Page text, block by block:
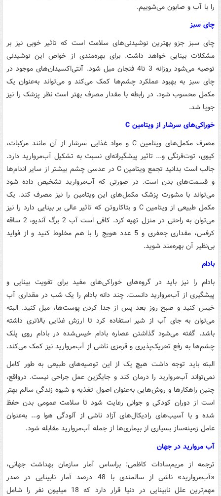
را با آب و صابون می‌شوییم.
چای سبز
چای سبز جزو بهترین نوشیدنی‌های سلامت است که تاثیر خوبی نیز بر
مشکلات بینایی خواهد داشت. برای بهره‌مندی از خواص این نوشیدنی
توصیه می‌شود روزانه 3 تا4 فنجان میل شود. آنتی‌اکسیدان‌های موجود در
چای سبز به بهبود عملکرد چشم‌ها کمک می‌کند و می‌تواند به‌عنوان یک
مکمل محسوب شود. در رابطه با مقدار مصرف بهتر است نظر پزشک را نیز
جویا شد.
خوراکی‌های سرشار از ویتامین C
مصرف مکمل‌های ویتامین C و مواد غذایی سرشار از آن مانند مرکبات،
کیوی، توت‌فرنگی و... تاثیر پیشگیرانه‌ای نسبت به تشکیل آب‌مروارید دارد.
جالب است بدانید تجمع ویتامین C در عدسی چشم بیشتر از سایر اندام‌ها
و قسمت‌های بدن است. در صورتی که آب‌مروارید تشخیص داده شود
می‌تواند با مشورت پزشک مکمل‌های این ویتامین را نیز مصرف کند. یک
مکمل طبیعی از ویتامین C و بتاکاروتن که تاثیر عالی بر بینایی دارد را نیز
می‌توان به راحتی در منزل تهیه کرد. کافی است آب 2 برگ آندیو، 2 ساقه
کرفس، مقداری جعفری و 5 عدد هویج را با هم مخلوط کنید و از فواید
بی‌نظیر آن بهره‌مند شوید.
بادام
بادام را نیز باید در گروه‌های خوراکی‌های مفید برای تقویت بینایی و
پیشگیری از آب‌مروارید دانست. چند دانه بادام را یک شب در مقداری آب
خیس کنید و صبح روز بعد پس از جدا کردن پوست‌ها، میل کنید. البته
می‌توان به جای آب از شیر استفاده کرد تا ارزش غذایی بالاتری داشته
باشد. گفته می‌شود گذاشتن عصاره بادام خیس‌شده در بادام روی پلک
چشم‌ها به رفع تحریک‌پذیری و قرمزی ناشی از آب‌مروارید نیز کمک می‌کند.
البته باید توجه داشت هیچ یک از این توصیه‌های طبیعی به طور کامل
نمی‌تواند آب‌مروارید را درمان کند و جایگزین عمل جراحی نیست. درواقع،
چنین راهکارها و روش‌هایی به‌عنوان اصول تغذیه و شیوه زندگی سالم بهتر
است از دوران کودکی و جوانی رعایت شود تا سلامت عمومی بدن حفظ
شده و با آسیب‌های رادیکال‌های آزاد ناشی از آلودگی هوا و... به‌عنوان
عامل زمینه‌ساز بسیاری از بیماری‌ها از جمله آب‌مروارید مقابله شود.
آب‌ مروارید در جهان
ترجمه از مریم‌سادات کاظمی: براساس آمار سازمان بهداشت جهانی،
«آب‌مروارید» ناشی از سالمندی با 48 درصد آمار نابینایی در صدر
مهم‌ترین علل نابینایی در دنیا قرار دارد که 18 میلیون نفر را شامل